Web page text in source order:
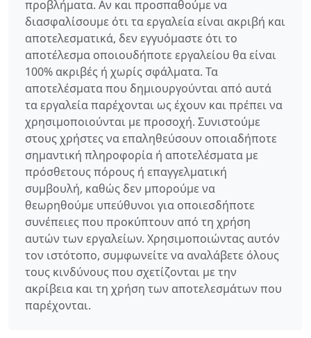
προβλήματα. Αν και προσπαθούμε να
διασφαλίσουμε ότι τα εργαλεία είναι ακριβή και
αποτελεσματικά, δεν εγγυόμαστε ότι το
αποτέλεσμα οποιουδήποτε εργαλείου θα είναι
100% ακριβές ή χωρίς σφάλματα. Τα
αποτελέσματα που δημιουργούνται από αυτά
τα εργαλεία παρέχονται ως έχουν και πρέπει να
χρησιμοποιούνται με προσοχή. Συνιστούμε
στους χρήστες να επαληθεύσουν οποιαδήποτε
σημαντική πληροφορία ή αποτελέσματα με
πρόσθετους πόρους ή επαγγελματική
συμβουλή, καθώς δεν μπορούμε να
θεωρηθούμε υπεύθυνοι για οποιεσδήποτε
συνέπειες που προκύπτουν από τη χρήση
αυτών των εργαλείων. Χρησιμοποιώντας αυτόν
τον ιστότοπο, συμφωνείτε να αναλάβετε όλους
τους κινδύνους που σχετίζονται με την
ακρίβεια και τη χρήση των αποτελεσμάτων που
παρέχονται.